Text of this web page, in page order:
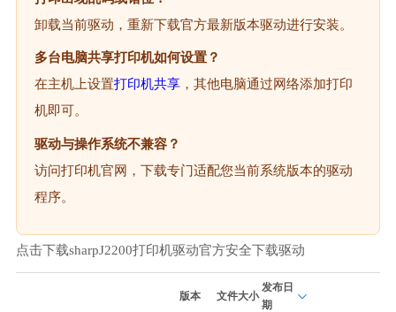
卸载当前驱动，重新下载官方最新版本驱动进行安装。
多台电脑共享打印机如何设置？
在主机上设置打印机共享，其他电脑通过网络添加打印
机即可。
驱动与操作系统不兼容？
访问打印机官网，下载专门适配您当前系统版本的驱动
程序。
点击下载sharpJ2200打印机驱动官方安全下载驱动
版本 文件大小
发布日
期